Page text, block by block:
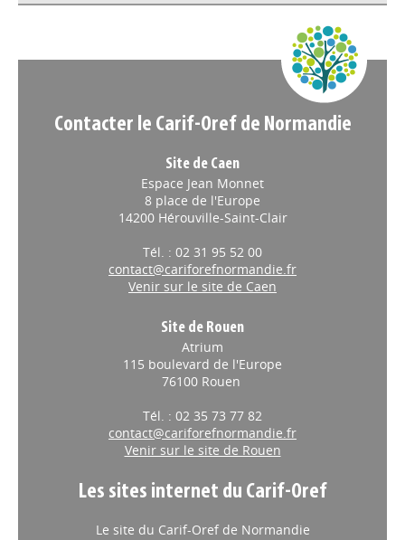
Contacter le Carif-Oref de Normandie
Site de Caen
Espace Jean Monnet
8 place de l'Europe
14200 Hérouville-Saint-Clair
Tél. : 02 31 95 52 00
contact@cariforefnormandie.fr
Venir sur le site de Caen
Site de Rouen
Atrium
115 boulevard de l'Europe
76100 Rouen
Tél. : 02 35 73 77 82
contact@cariforefnormandie.fr
Venir sur le site de Rouen
Les sites internet du Carif-Oref
Le site du Carif-Oref de Normandie